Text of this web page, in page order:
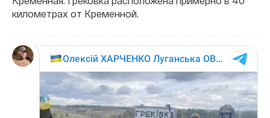
километрах от Кременной.